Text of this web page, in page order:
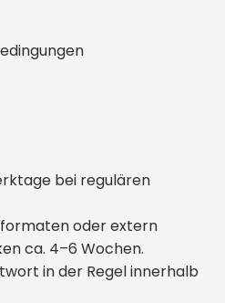
bei regulären
oder extern
ca. 4–6 Wochen.
in der Regel innerhalb